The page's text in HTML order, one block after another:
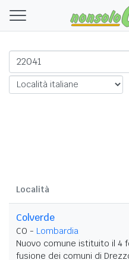
Località
Colverde
CO - Lombardia
Nuovo comune istituito il 4
fusione dei comuni di